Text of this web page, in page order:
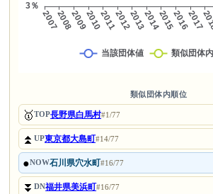
類似団体内順位
🥇TOP長野県白馬村#1/77
⏫UP東京都大島町#14/77
●NOW石川県穴水町#16/77
⏬DN福井県美浜町#16/77